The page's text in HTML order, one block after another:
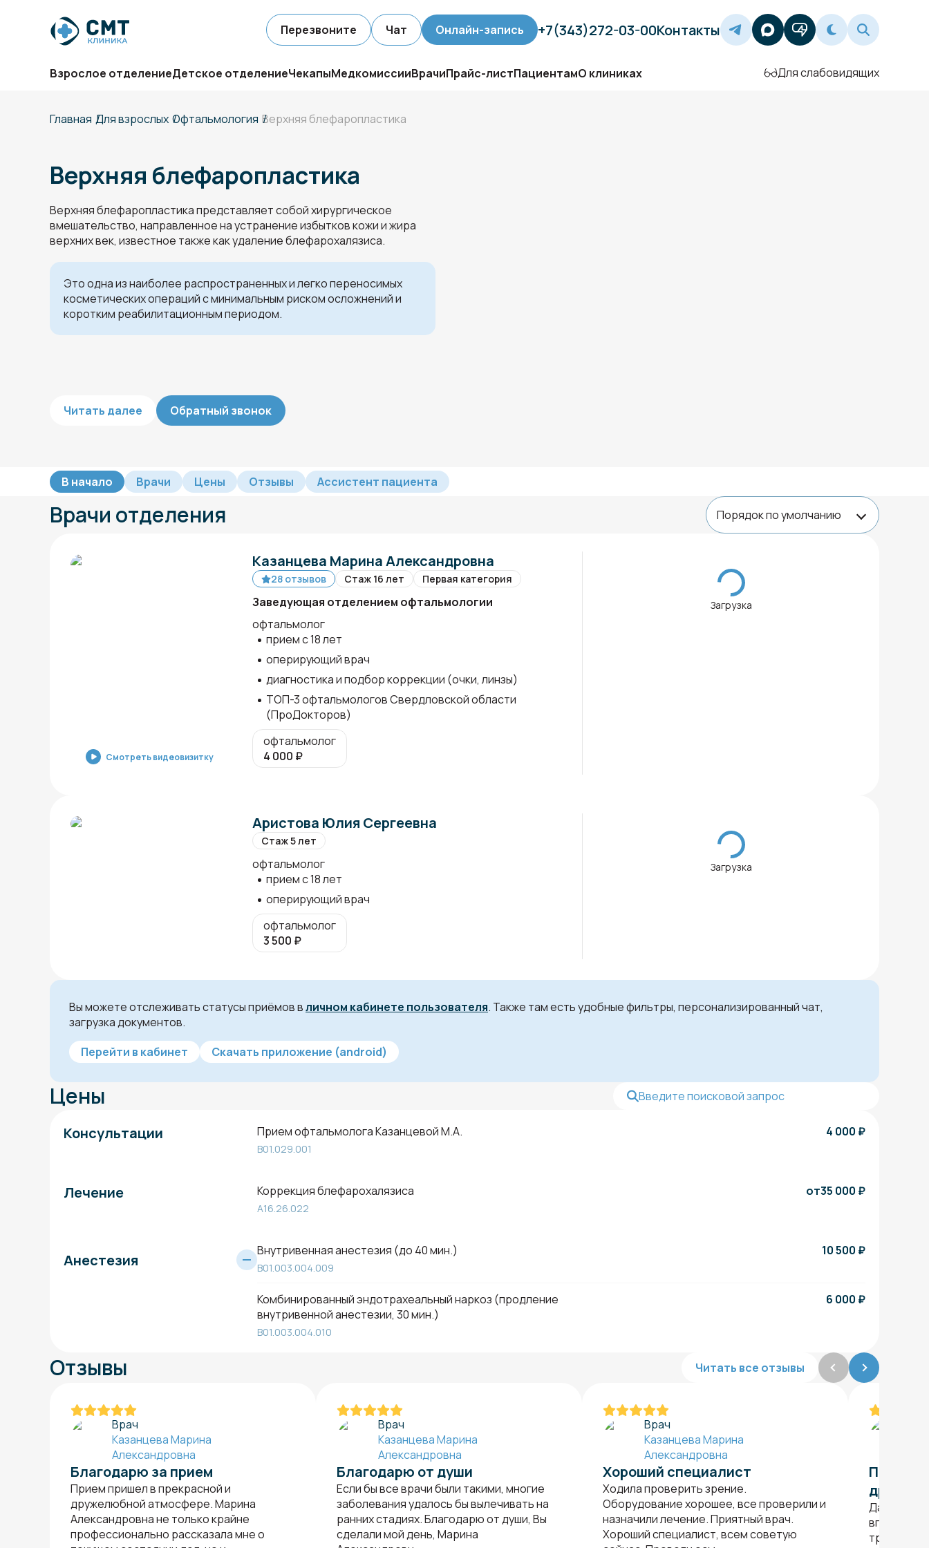
Перезвоните Чат Онлайн-запись +7(343)272-03-00Контакты
Взрослое отделениеДетское отделениеЧекапыМедкомиссииВрачиПрайс-листПациентамО клиниках Для слабовидящих
Главная Для взрослых Офтальмология Верхняя блефаропластика
Верхняя блефаропластика
Верхняя блефаропластика представляет собой хирургическое
вмешательство, направленное на устранение избытков кожи и жира
верхних век, известное также как удаление блефарохалязиса.
Это одна из наиболее распространенных и легко переносимых
косметических операций с минимальным риском осложнений и
коротким реабилитационным периодом.
Читать далее Обратный звонок
В начало Врачи Цены Отзывы Ассистент пациента
Врачи отделения
Смотреть видеовизитку
Казанцева Марина Александровна
28 отзывов Стаж 16 лет Первая категория
Заведующая отделением офтальмологии
офтальмолог
прием с 18 лет
оперирующий врач
диагностика и подбор коррекции (очки, линзы)
ТОП-3 офтальмологов Свердловской области
(ПроДокторов)
офтальмолог
4 000 ₽
Загрузка
Аристова Юлия Сергеевна
Стаж 5 лет
офтальмолог
прием с 18 лет
оперирующий врач
офтальмолог
3 500 ₽
Загрузка
Вы можете отслеживать статусы приёмов вличном кабинете пользователя. Также там есть удобные фильтры, персонализированный чат,
загрузка документов.
Перейти в кабинет
Скачать приложение (android)
Цены
Консультации Прием офтальмолога Казанцевой М.А.
B01.029.001
4 000 ₽
Лечение Коррекция блефарохалязиса
А16.26.022
от35 000 ₽
Анестезия
Внутривенная анестезия (до 40 мин.)
B01.003.004.009
10 500 ₽
Комбинированный эндотрахеальный наркоз (продление
внутривенной анестезии, 30 мин.)
B01.003.004.010
6 000 ₽
Отзывы Читать все отзывы
Врач
Казанцева Марина
Александровна
Благодарю за прием
Прием пришел в прекрасной и
дружелюбной атмосфере. Марина
Александровна не только крайне
профессионально рассказала мне о
Врач
Казанцева Марина
Александровна
Благодарю от души
Если бы все врачи были такими, многие
заболевания удалось бы вылечивать на
ранних стадиях. Благодарю от души, Вы
сделали мой день, Марина
Врач
Казанцева Марина
Александровна
Хороший специалист
Ходила проверить зрение.
Оборудование хорошее, все проверили и
назначили лечение. Приятный врач.
Хороший специалист, всем советую
другим
Данного
впервые.